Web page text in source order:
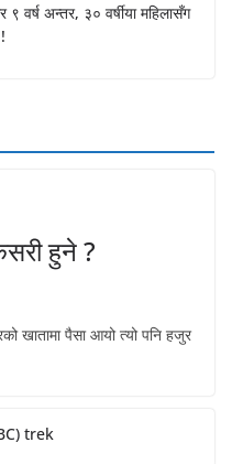
९ वर्ष अन्तर, ३० वर्षीया महिलासँग
हुने ?
खातामा पैसा आयो त्यो पनि हजुर
trek